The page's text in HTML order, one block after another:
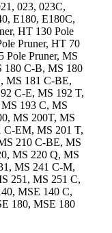
023, 023C,
E180, E180C,
HT 130 Pole
Pruner, HT 70
Pole Pruner, MS
180 C-B, MS 180
MS 181 C-BE,
C-E, MS 192 T,
193 C, MS
MS 200T, MS
C-EM, MS 201 T,
210 C-BE, MS
MS 220 Q, MS
MS 241 C-M,
251, MS 251 C,
MSE 140 C,
180, MSE 180